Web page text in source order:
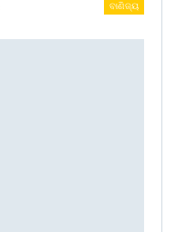
ବାଣିଜ୍ୟ